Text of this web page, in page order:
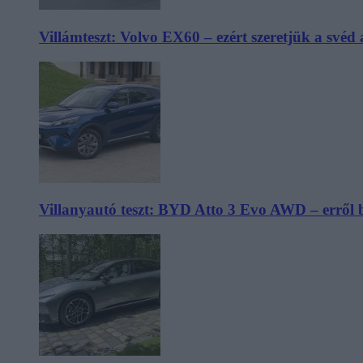
Villámteszt: Volvo EX60 – ezért szeretjük a svéd
Villanyautó teszt: BYD Atto 3 Evo AWD – erről